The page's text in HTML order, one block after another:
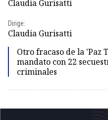
Claudia Gurisatti
Dirige:
Claudia Gurisatti
Otro fracaso de la 'Paz
mandato con 22
criminales